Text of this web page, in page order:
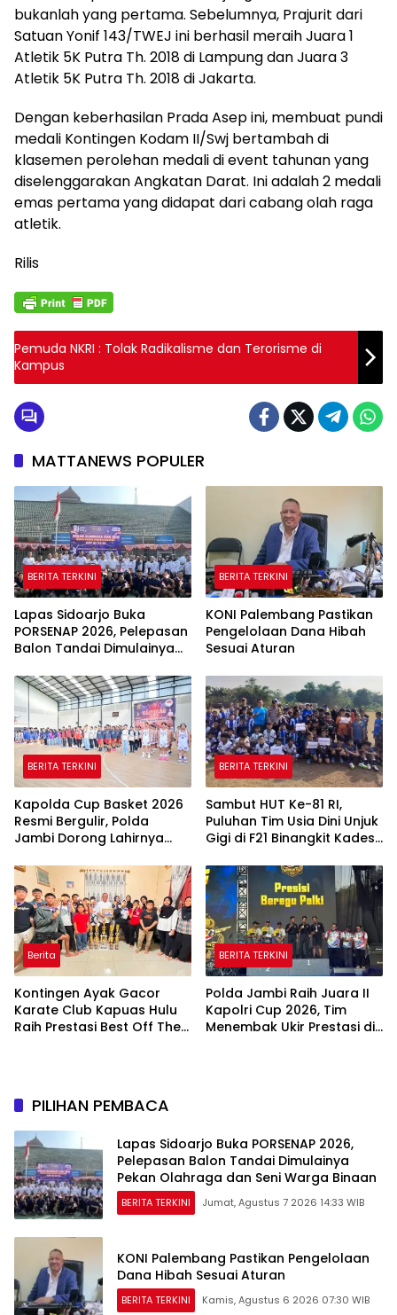
bukanlah yang pertama. Sebelumnya, Prajurit dari
Satuan Yonif 143/TWEJ ini berhasil meraih Juara 1
Atletik 5K Putra Th. 2018 di Lampung dan Juara 3
Atletik 5K Putra Th. 2018 di Jakarta.
Dengan keberhasilan Prada Asep ini, membuat pundi
medali Kontingen Kodam II/Swj bertambah di
klasemen perolehan medali di event tahunan yang
diselenggarakan Angkatan Darat. Ini adalah 2 medali
emas pertama yang didapat dari cabang olah raga
atletik.
Rilis
Pemuda NKRI : Tolak Radikalisme dan Terorisme di
Kampus
MATTANEWS POPULER
BERITA TERKINI
Lapas Sidoarjo Buka
PORSENAP 2026, Pelepasan
Balon Tandai Dimulainya
Warga Binaan
BERITA TERKINI
KONI Palembang Pastikan
Pengelolaan Dana Hibah
Sesuai Aturan
BERITA TERKINI
Kapolda Cup Basket 2026
Resmi Bergulir, Polda
Jambi Dorong Lahirnya
Generasi Muda
Berkarakter
BERITA TERKINI
Sambut HUT Ke-81 RI,
Puluhan Tim Usia Dini Unjuk
Gigi di F21 Binangkit Kades
Berita
Kontingen Ayak Gacor
Karate Club Kapuas Hulu
Raih Prestasi Best Off The
BERITA TERKINI
Polda Jambi Raih Juara II
Kapolri Cup 2026, Tim
Menembak Ukir Prestasi di
PILIHAN PEMBACA
Lapas Sidoarjo Buka PORSENAP 2026,
Pelepasan Balon Tandai Dimulainya
Pekan Olahraga dan Seni Warga Binaan
BERITA TERKINI Jumat, Agustus 7 2026 14:33 WIB
KONI Palembang Pastikan Pengelolaan
Dana Hibah Sesuai Aturan
BERITA TERKINI Kamis, Agustus 6 2026 07:30 WIB